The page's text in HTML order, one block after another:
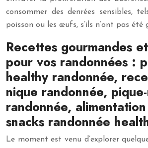
consommer des denrées sensibles,
poisson ou les œufs, s’ils n’ont pas été
Recettes gourmandes
pour vos randonnées :
healthy randonnée,
nique randonnée,
randonnée,
snacks randonnée
Le moment est venu d’explorer